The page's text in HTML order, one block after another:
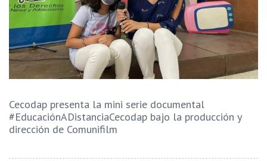
Cecodap presenta la mini serie documental
#EducaciónADistanciaCecodap bajo la producción y
dirección de Comunifilm